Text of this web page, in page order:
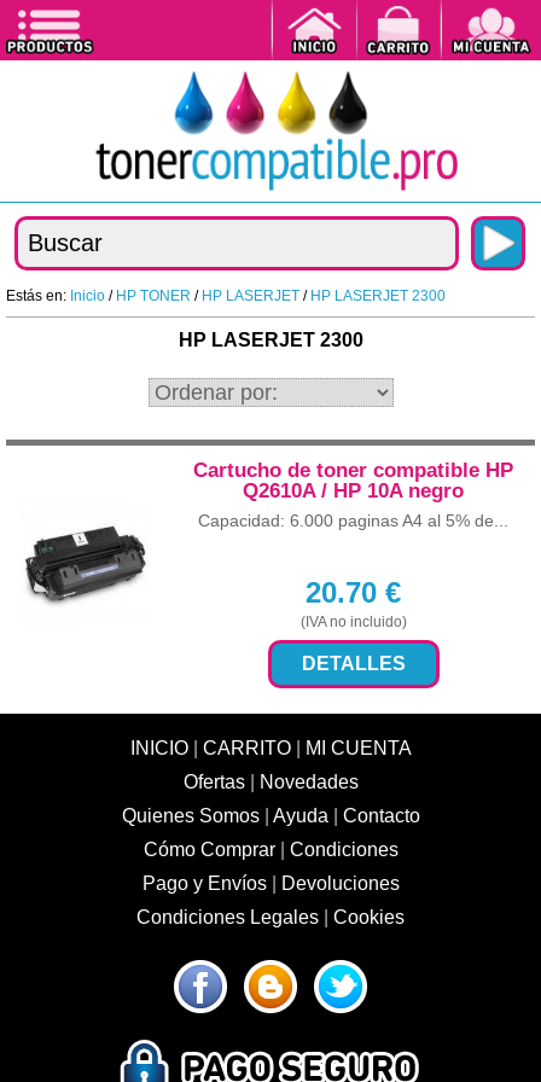
Estás en: Inicio / HP TONER / HP LASERJET / HP LASERJET 2300
HP LASERJET 2300
Cartucho de toner compatible HP
Q2610A / HP 10A negro
Capacidad: 6.000 paginas A4 al 5% de...
20.70 €
(IVA no incluido)
DETALLES
INICIO| CARRITO|
MI CUENTA
Ofertas|
Novedades
Quienes Somos| Ayuda
Contacto
Cómo Comprar| Condiciones
Pago y Envíos|
Devoluciones
Condiciones Legales
Cookies